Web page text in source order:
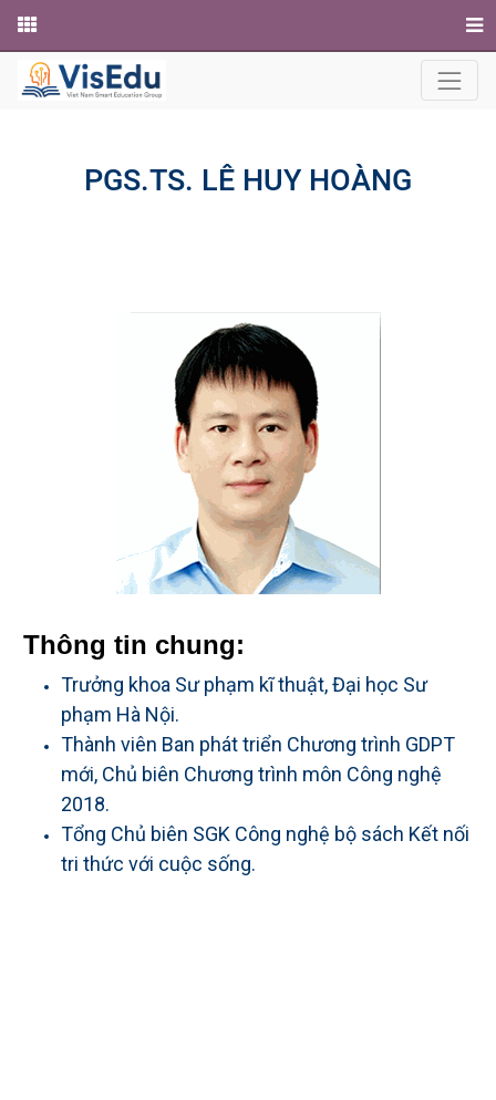
PGS.TS. LÊ HUY HOÀNG
Thông tin chung:
Trưởng khoa Sư phạm kĩ thuật, Đại học Sư
phạm Hà Nội.
Thành viên Ban phát triển Chương trình GDPT
mới, Chủ biên Chương trình môn Công nghệ
2018.
Tổng Chủ biên SGK Công nghệ bộ sách Kết nối
tri thức với cuộc sống.